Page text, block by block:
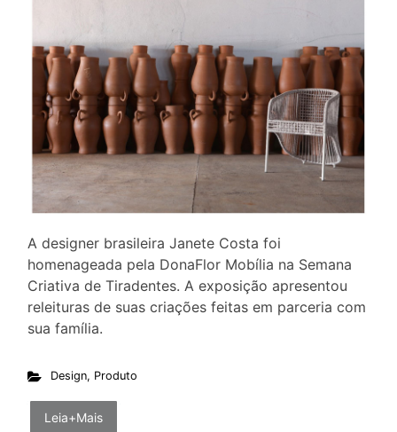
A designer brasileira Janete Costa foi
homenageada pela DonaFlor Mobília na Semana
Criativa de Tiradentes. A exposição apresentou
releituras de suas criações feitas em parceria com
sua família.
Design, Produto
Leia+Mais